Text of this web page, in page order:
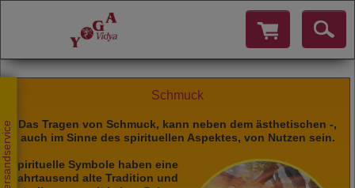
Versandservice
Schmuck
Das Tragen von Schmuck, kann neben dem ästhetischen -,
auch im Sinne des spirituellen Aspektes, von Nutzen sein.
Spirituelle Symbole haben eine
Jahrtausend alte Tradition und